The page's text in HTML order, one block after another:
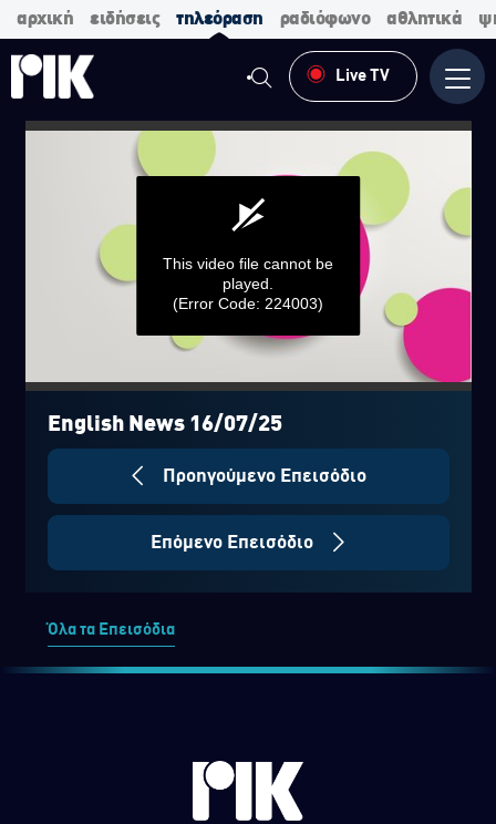
αρχική ειδήσεις τηλεόραση ραδιόφωνο αθλητικά
Live TV
0
seconds
seconds
This video file cannot be
played.
(Error Code: 224003)
English News 16/07/25
Προηγούμενο Επεισόδιο
Επόμενο Επεισόδιο
Όλα τα Επεισόδια